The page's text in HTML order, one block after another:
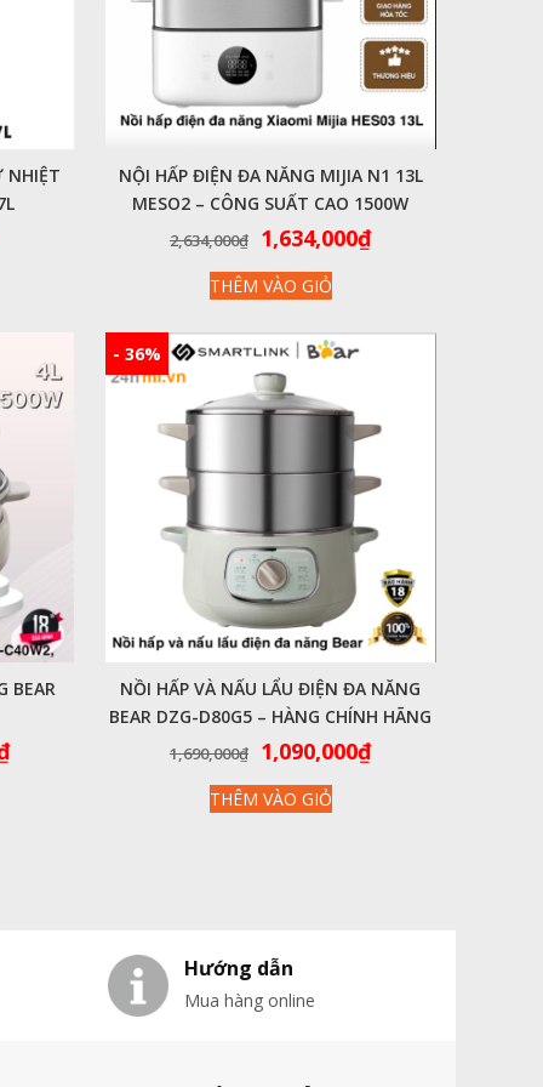
NHIỆT
NỘI HẤP ĐIỆN ĐA NĂNG MIJIA N1 13L
MESO2 – CÔNG SUẤT CAO 1500W
2,634,000₫
Giá
gốc
là:
1,634,000₫Giá
THÊM VÀO GIỎ
BEAR
Giá
- 36%
NỒI HẤP VÀ NẤU LẨU ĐIỆN ĐA NĂNG
BEAR DZG-D80G5 – HÀNG CHÍNH HÃNG
1,690,000₫
Giá
gốc
là:
1,090,000₫Giá
THÊM VÀO GIỎ
Hướng dẫn
Mua hàng online